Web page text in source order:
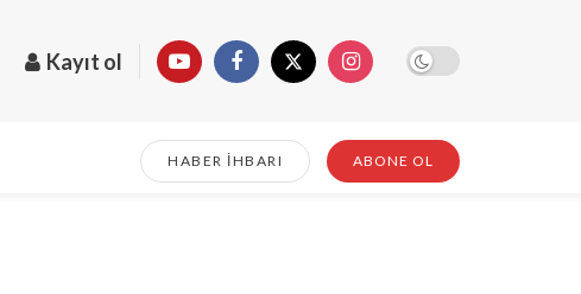
Kayıt ol
HABER İHBARI ABONE OL